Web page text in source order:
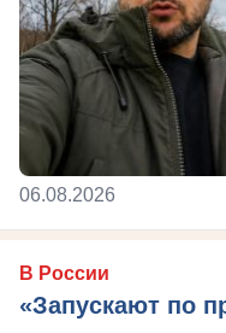
06.08.2026
В России
«Запускают по